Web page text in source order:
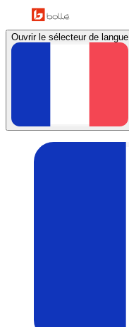
Ouvrir le sélecteur de langue